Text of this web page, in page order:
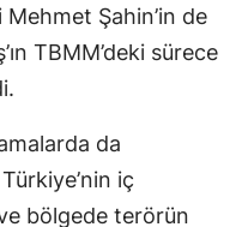
Şahin’in de
TBMM’deki sürece
da
iç
bölgede terörün